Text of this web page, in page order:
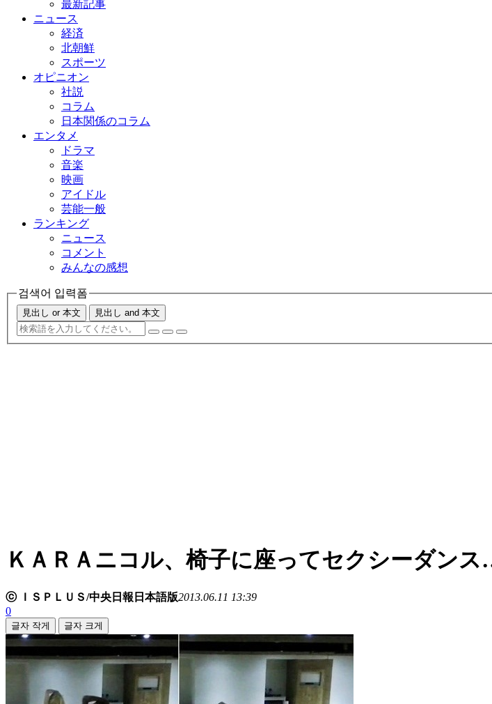
最新記事
ニュース
経済
北朝鮮
スポーツ
オピニオン
社説
コラム
日本関係のコラム
エンタメ
ドラマ
音楽
映画
アイドル
芸能一般
ランキング
ニュース
コメント
みんなの感想
검색어 입력폼
見出し or 本文 見出し and 本文
ＫＡＲＡニコル、椅子に座ってセクシーダン
ⓒ ＩＳＰＬＵＳ/中央日報日本語版2013.06.11 13:39
0
글자 작게 글자 크게